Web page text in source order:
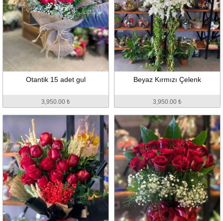
Otantik 15 adet gul
3,950.00 ₺
Beyaz Kırmızı Çelenk
3,950.00 ₺